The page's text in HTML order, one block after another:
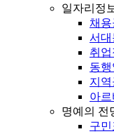
일자리정
채용
서대
취
동
지
아
명예의 전
구